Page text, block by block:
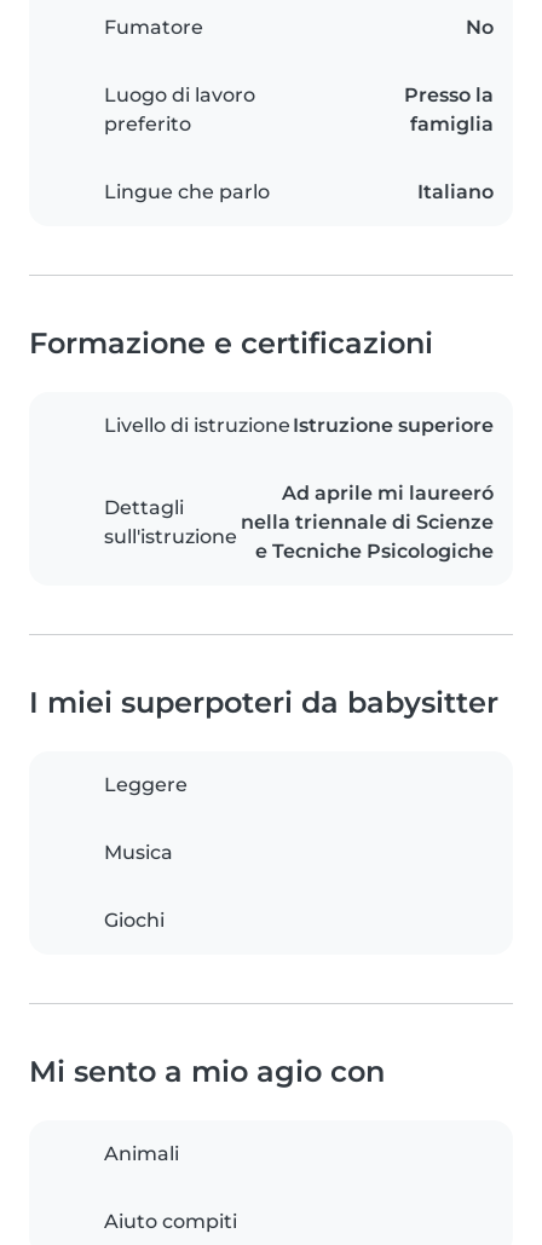
Fumatore No
Luogo di lavoro
preferito
Presso la
famiglia
Lingue che parlo Italiano
Formazione e certificazioni
Livello di istruzione Istruzione superiore
Dettagli
sull'istruzione
Ad aprile mi laureeró
nella triennale di Scienze
e Tecniche Psicologiche
I miei superpoteri da babysitter
Leggere
Musica
Giochi
Mi sento a mio agio con
Animali
Aiuto compiti